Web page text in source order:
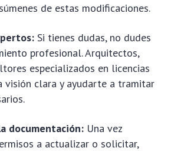
de estas modificaciones.
Si tienes dudas, no dudes
profesional. Arquitectos,
especializados en licencias
visión clara y ayudarte a tramitar
documentación: Una vez
a actualizar o solicitar,